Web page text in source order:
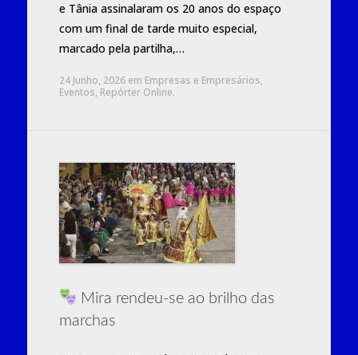
e Tânia assinalaram os 20 anos do espaço
com um final de tarde muito especial,
marcado pela partilha,…
24 Junho, 2026em Empresas e Empresários,
Eventos, Repórter Online.
Mira rendeu-se ao brilho das
marchas